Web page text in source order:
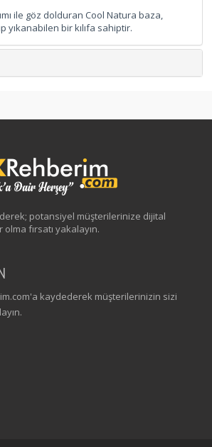
ile göz dolduran Cool Natura baza,
yıkanabilen bir kılıfa sahiptir.
potansiyel müşterilerinize dijital
fırsatı yakalayın.
kaydederek müşterilerinizin sizi